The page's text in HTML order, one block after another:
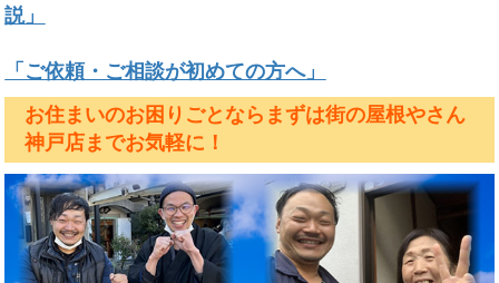
説」
「ご依頼・ご相談が初めての方へ」
お住まいのお困りごとならまずは街の屋根やさん
神戸店までお気軽に！